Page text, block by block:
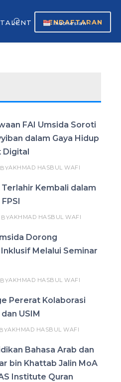
Indonesian ▼
PENDAFTARAN
FAI Umsida Soroti
dalam Gaya Hidup
Digital
BYAKHMAD HASBUL WAFI
Terlahir Kembali dalam
BYAKHMAD HASBUL WAFI
Dorong
Melalui Seminar
BYAKHMAD HASBUL WAFI
Pererat Kolaborasi
USIM
BYAKHMAD HASBUL WAFI
Bahasa Arab dan
bin Khattab Jalin MoA
Institute Quran